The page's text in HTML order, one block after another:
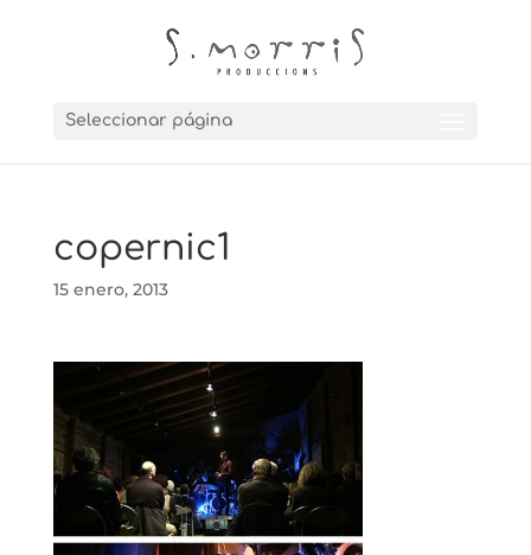
Seleccionar página
copernic1
15 enero, 2013